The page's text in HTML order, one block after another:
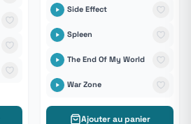
Side Effect
Spleen
The End Of My World
War Zone
Ajouter au panier